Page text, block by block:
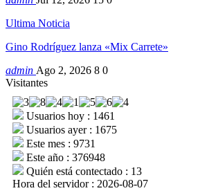
Ultima Noticia
Gino Rodríguez lanza «Mix Carrete»
admin Ago 2, 2026 8 0
Visitantes
Usuarios hoy : 1461
Usuarios ayer : 1675
Este mes : 9731
Este año : 376948
Quién está contectado : 13
Hora del servidor : 2026-08-07